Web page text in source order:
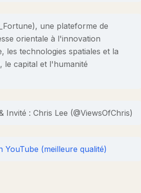
une plateforme de
orientale à l'innovation
technologies spatiales et la
le capital et l'humanité
Invité : Chris Lee (@ViewsOfChris)
YouTube (meilleure qualité)